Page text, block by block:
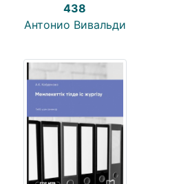
438
Антонио Вивальди